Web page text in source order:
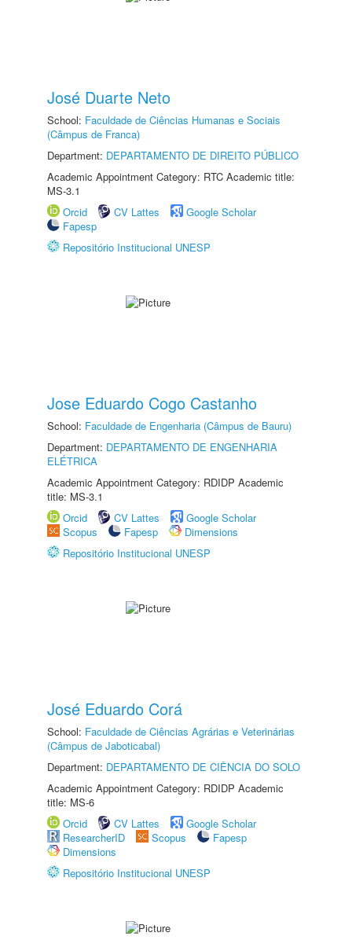
José Duarte Neto
School: Faculdade de Ciências Humanas e Sociais
(Câmpus de Franca)
Department: DEPARTAMENTO DE DIREITO PÚBLICO
Academic Appointment Category: RTC Academic title:
MS-3.1
Orcid
CV Lattes
Google Scholar
Fapesp
Repositório Institucional UNESP
Jose Eduardo Cogo Castanho
School: Faculdade de Engenharia (Câmpus de Bauru)
Department: DEPARTAMENTO DE ENGENHARIA
ELÉTRICA
Academic Appointment Category: RDIDP Academic
title: MS-3.1
Orcid
CV Lattes
Google Scholar
Scopus
Fapesp
Dimensions
Repositório Institucional UNESP
José Eduardo Corá
School: Faculdade de Ciências Agrárias e Veterinárias
(Câmpus de Jaboticabal)
Department: DEPARTAMENTO DE CIÊNCIA DO SOLO
Academic Appointment Category: RDIDP Academic
title: MS-6
Orcid
CV Lattes
Google Scholar
ResearcherID
Scopus
Fapesp
Dimensions
Repositório Institucional UNESP